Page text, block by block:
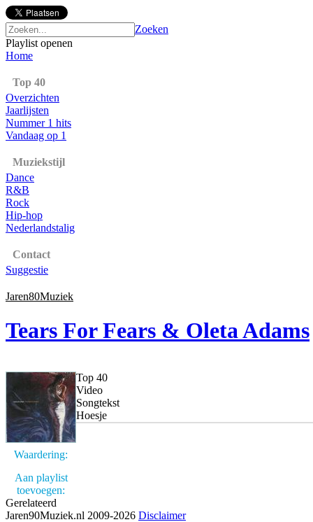
Zoeken
Playlist openen
Home
Top 40
Overzichten
Jaarlijsten
Nummer 1 hits
Vandaag op 1
Muziekstijl
Dance
R&B
Rock
Hip-hop
Nederlandstalig
Contact
Suggestie
Jaren80Muziek
Tears For Fears & Oleta Adams
Waardering:
Aan playlist
toevoegen:
Top 40
Video
Songtekst
Hoesje
Gerelateerd
Jaren90Muziek.nl 2009-2026 Disclaimer